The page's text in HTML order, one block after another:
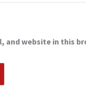
and website in this